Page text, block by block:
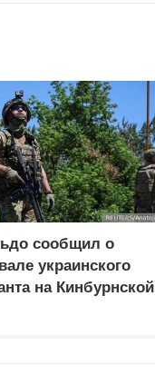
сообщил о
украинского
на Кинбурнской